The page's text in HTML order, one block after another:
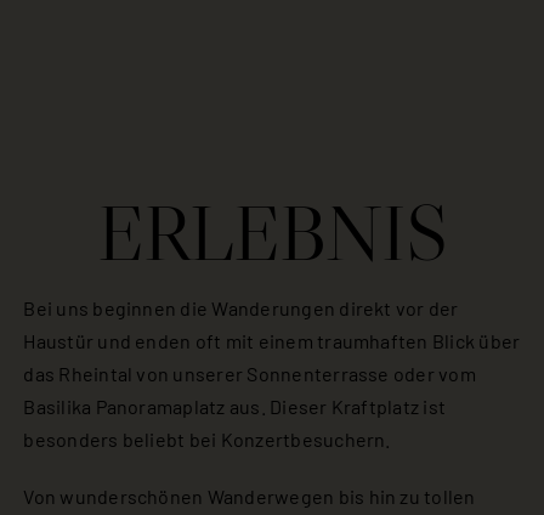
ERLEBNIS
Bei uns beginnen die Wanderungen direkt vor der
Haustür und enden oft mit einem traumhaften Blick über
das Rheintal von unserer Sonnenterrasse oder vom
Basilika Panoramaplatz aus. Dieser Kraftplatz ist
besonders beliebt bei Konzertbesuchern.
Von wunderschönen Wanderwegen bis hin zu tollen